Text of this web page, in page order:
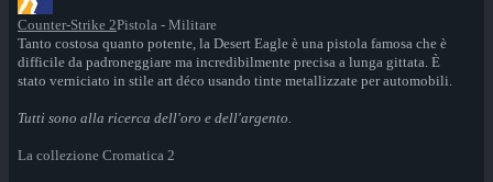
Counter-Strike 2Pistola - Militare
Tanto costosa quanto potente, la Desert Eagle è una pistola famosa che è
difficile da padroneggiare ma incredibilmente precisa a lunga gittata. È
stato verniciato in stile art déco usando tinte metallizzate per automobili.
Tutti sono alla ricerca dell'oro e dell'argento.
La collezione Cromatica 2